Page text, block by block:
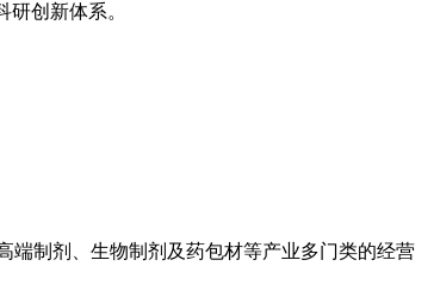
创新体系。
端制剂、生物制剂及药包材等产业多门类的经营